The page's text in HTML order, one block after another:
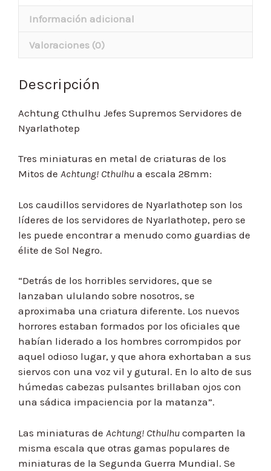
Información adicional
Valoraciones (0)
Descripción
Achtung Cthulhu Jefes Supremos Servidores de
Nyarlathotep
Tres miniaturas en metal de criaturas de los
Mitos de Achtung! Cthulhu a escala 28mm:
Los caudillos servidores de Nyarlathotep son los
líderes de los servidores de Nyarlathotep, pero se
les puede encontrar a menudo como guardias de
élite de Sol Negro.
“Detrás de los horribles servidores, que se
lanzaban ululando sobre nosotros, se
aproximaba una criatura diferente. Los nuevos
horrores estaban formados por los oficiales que
habían liderado a los hombres corrompidos por
aquel odioso lugar, y que ahora exhortaban a sus
siervos con una voz vil y gutural. En lo alto de sus
húmedas cabezas pulsantes brillaban ojos con
una sádica impaciencia por la matanza”.
Las miniaturas de Achtung! Cthulhu comparten la
misma escala que otras gamas populares de
miniaturas de la Segunda Guerra Mundial. Se